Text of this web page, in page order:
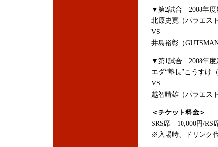
▼第2試合 2008年度
北原史寛（パラエス
VS
井島裕彰（
▼第1試合 2008年度
エダ“塾長”こうすけ
VS
越智晴雄（パラエス
＜チケット料金＞
SRS席 10,000円/
※入場時、ドリンク